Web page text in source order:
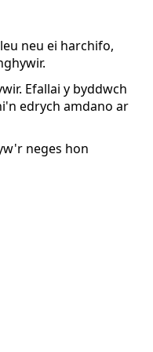
neu ei harchifo,
Efallai y byddwch
edrych amdano ar
neges hon